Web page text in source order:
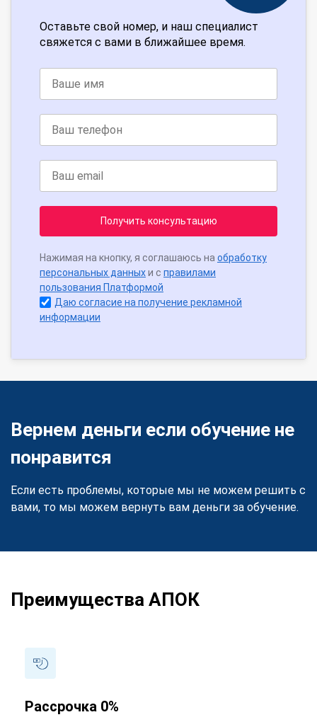
Оставьте свой номер, и наш специалист
свяжется с вами в ближайшее время.
Получить консультацию
Нажимая на кнопку, я соглашаюсь на обработку
персональных данныхи с правилами
пользования Платформой
Даю согласие на получение рекламной
информации
Вернем деньги если обучение не
понравится
Если есть проблемы, которые мы не можем решить с
вами, то мы можем вернуть вам деньги за обучение.
Преимущества АПОК
Рассрочка 0%